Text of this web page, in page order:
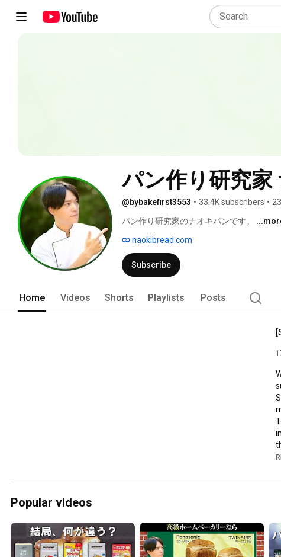
パン作り研究家
@bybakefirst3553 • 33.4K subscribers •
パン作り研究家のナオキパンです。
naokibread.com
Subscribe
Home Videos Shorts Playlists Posts
Popular videos